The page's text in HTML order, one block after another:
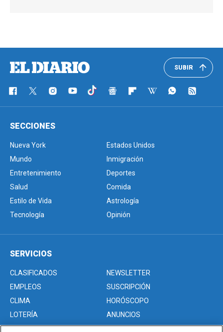
SUBIR
SECCIONES
Nueva York
Estados Unidos
Mundo
Inmigración
Entretenimiento
Deportes
Salud
Comida
Estilo de Vida
Astrología
Tecnología
Opinión
SERVICIOS
CLASIFICADOS
NEWSLETTER
EMPLEOS
SUSCRIPCIÓN
CLIMA
HORÓSCOPO
LOTERÍA
ANUNCIOS